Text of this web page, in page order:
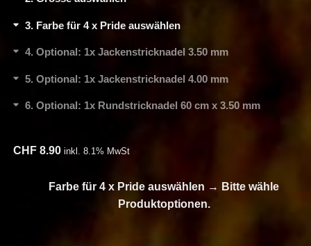
3 Farbe für 4 x Pride auswählen
4 Optional: 1x Jackenstricknadel 3.50 mm
5 Optional: 1x Jackenstricknadel 4.00 mm
6 Optional: 1x Rundstricknadel 60 cm x 3.50 mm
CHF 8.90 inkl. 8.1% MwSt
Farbe für 4 x Pride auswählen → Bitte wähle
Produktoptionen.